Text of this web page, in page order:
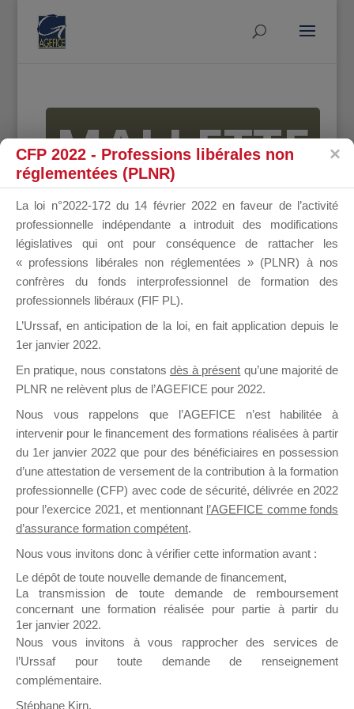
MALLETTE
DU
DIRIGEANT
il y a un mois
Ce groupe est destiné aux Organismes de
Formation qui souhaitent répondre à l’Appel à
Propositions Mallette du Dirigeant.
Ce groupe propose un forum dédié au support
sur lequel il est possible de laisser un message
ou poser une question.
NB : Il est nécessaire d’être
pouvoir rejoindre ce groupe
CFP 2022 - Professions libérales non
réglementées (PLNR)
La loi n°2022-172 du 14 février 2022 en faveur de l’activité
professionnelle indépendante a introduit des modifications
législatives qui ont pour conséquence de rattacher les
« professions libérales non réglementées » (PLNR) à nos
confrères du fonds interprofessionnel de formation des
professionnels libéraux (FIF PL).
L’Urssaf, en anticipation de la loi, en fait application depuis le
1er janvier 2022.
En pratique, nous constatons dès à présent qu’une majorité de
PLNR ne relèvent plus de l’AGEFICE pour 2022.
Nous vous rappelons que l’AGEFICE n’est habilitée à
intervenir pour le financement des formations réalisées à partir
du 1er janvier 2022 que pour des bénéficiaires en possession
d’une attestation de versement de la contribution à la formation
professionnelle (CFP) avec code de sécurité, délivrée en 2022
pour l’exercice 2021, et mentionnant l’AGEFICE comme fonds
d’assurance formation compétent.
Nous vous invitons donc à vérifier cette information avant :
Le dépôt de toute nouvelle demande de financement,
La transmission de toute demande de remboursement
concernant une formation réalisée pour partie à partir du
1er janvier 2022.
Nous vous invitons à vous rapprocher des services de
l’Urssaf pour toute demande de renseignement
complémentaire.
Stéphane Kirn,